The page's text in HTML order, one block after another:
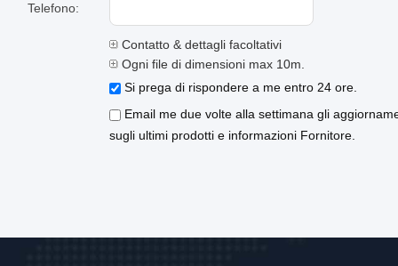
Telefono:
Contatto & dettagli facoltativi
Ogni file di dimensioni max 10m.
Si prega di rispondere a me entro 24 ore.
Email me due volte alla settimana gli
sugli ultimi prodotti e informazioni Fornitore.